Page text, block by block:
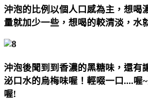
沖泡的比例以個人口感為主，想喝
量就加少一些，想喝的較清淡，水
沖泡後聞到到香濃的黑糖味，還有
泌口水的烏梅味喔！輕啜一口....喔
喔!